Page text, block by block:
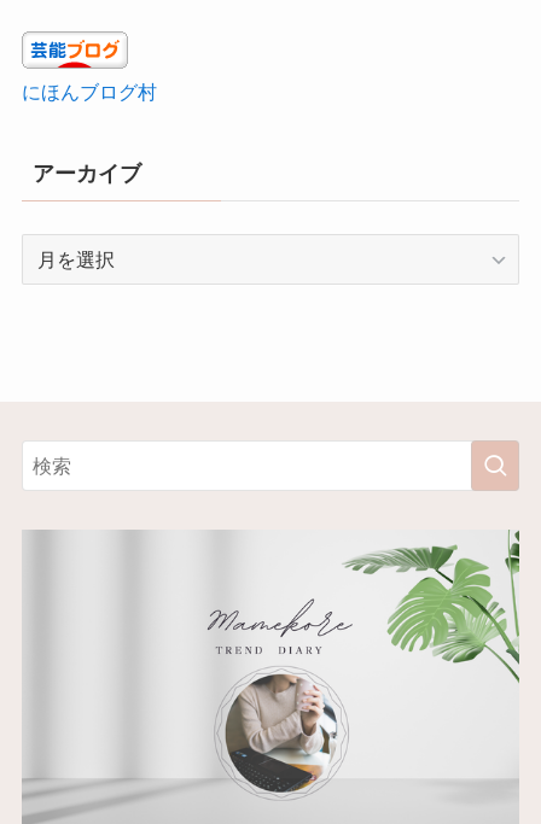
にほんブログ村
アーカイブ